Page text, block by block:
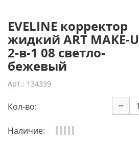
EVELINE корректор
жидкий ART MAKE-
2-в-1 08 светло-
бежевый
Арт.: 134339
Кол-во: −
Наличие: